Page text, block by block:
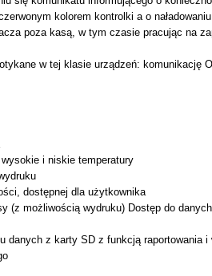
kolorem kontrolki a o
poza kasą, w tym czasie pracując na
w tej klasie urządzeń: komunikację
i niskie temperatury
dostępnej dla użytkownika
(z możliwością wydruku) Dostęp do
danych z karty SD z funkcją